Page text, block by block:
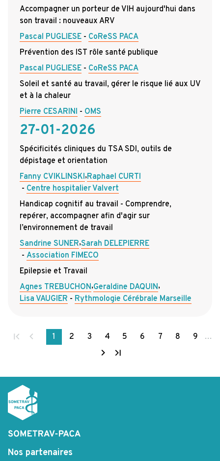
Accompagner un porteur de VIH aujourd'hui dans
son travail : nouveaux ARV
Pascal PUGLIESE
CoReSS PACA
Prévention des IST rôle santé publique
Pascal PUGLIESE
CoReSS PACA
Soleil et santé au travail, gérer le risque lié aux UV
et à la chaleur
Pierre CESARINI
OMS
27-01-2026
Spécificités cliniques du TSA SDI, outils de
dépistage et orientation
Fanny CVIKLINSKI,Raphael CURTI
Centre hospitalier Valvert
Handicap cognitif au travail - Comprendre,
repérer, accompagner afin d'agir sur
l’environnement de travail
Sandrine SUNER,Sarah DELEPIERRE
Association FIMECO
Epilepsie et Travail
Agnes TREBUCHON,Geraldine DAQUIN,
Lisa VAUGIER
Rythmologie Cérébrale Marseille
Première
précédente
Page
1 2 3 4 5 6 7
Page
8 9 …
Page
suivante
Dernière
Nos partenaires